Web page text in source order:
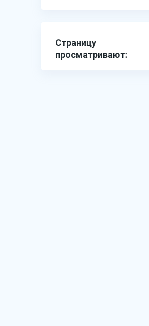
Страницу
просматривают: